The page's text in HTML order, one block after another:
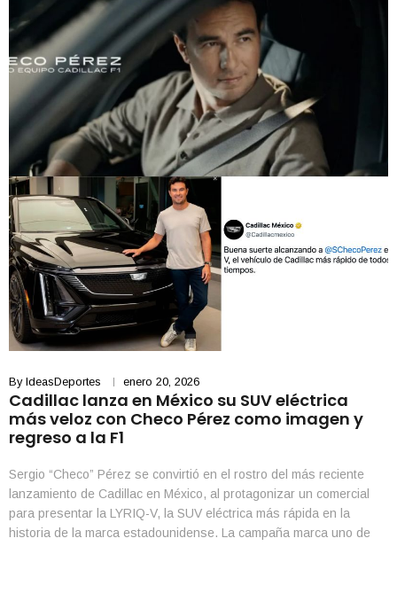
By IdeasDeportes enero 20, 2026
Cadillac lanza en México su SUV eléctrica
más veloz con Checo Pérez como imagen y
regreso a la F1
Sergio “Checo” Pérez se convirtió en el rostro del más reciente
lanzamiento de Cadillac en México, al protagonizar un comercial
para presentar la LYRIQ-V, la SUV eléctrica más rápida en la
historia de la marca estadounidense. La campaña marca uno de